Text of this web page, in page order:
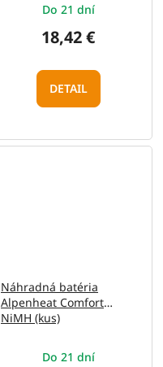
Do 21 dní
18,42 €
DETAIL
Náhradná batéria
Alpenheat Comfort
NiMH (kus)
Do 21 dní